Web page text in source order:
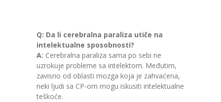
Q: Da li cerebralna paraliza utiče na
intelektualne sposobnosti?
A: Cerebralna paraliza sama po sebi ne
uzrokuje probleme sa intelektom. Međutim,
zavisno od oblasti mozga koja je zahvaćena,
neki ljudi sa CP-om mogu iskusiti intelektualne
teškoće.